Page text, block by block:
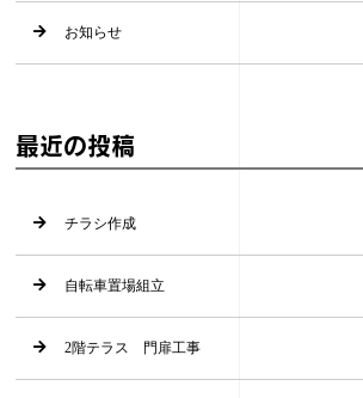
お知らせ
最近の投稿
チラシ作成
自転車置場組立
2階テラス 門扉工事